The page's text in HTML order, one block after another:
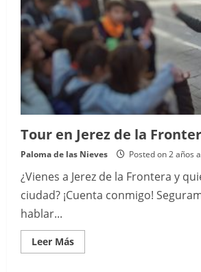
Tour en Jerez de la
Paloma de las Nieves Posted on 2 años
¿Vienes a Jerez de la Frontera y
ciudad? ¡Cuenta conmigo!
hablar...
Leer MásRead
more